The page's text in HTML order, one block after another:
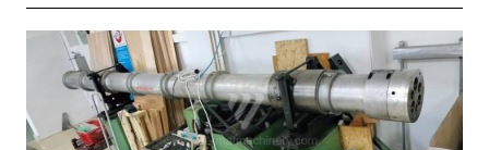
Gyártás éve:
Rúdanyag max. átmérője53, 48, 44, 34, 24.5, 18 mm
Vezérlőrendszer
nem